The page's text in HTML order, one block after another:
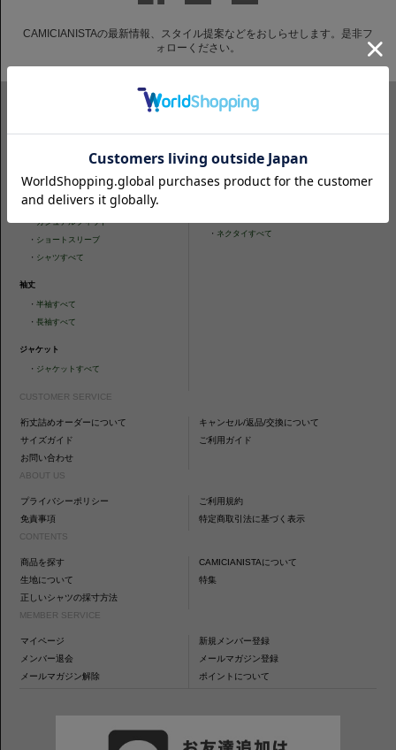
CAMICIANISTAの最新情報、スタイル提案などをおしらせします。是非フ
ォローください。
・タイトフィット
・レギュラーフィット
・カジュアルフィット
・ ショートスリーブ
・ シャツすべて
袖丈
・半袖すべて
・長袖すべて
ジャケット
・ ジャケットすべて
タイトフィット
・ニットシャツすべて
・ ネクタイすべて
CUSTOMER SERVICE
裄丈詰めオーダーについて
キャンセル/返品/交換について
サイズガイド
ご利用ガイド
お問い合わせ
ABOUT US
プライバシーポリシー
ご利用規約
免責事項
特定商取引法に基づく表示
CONTENTS
商品を探す
CAMICIANISTAについて
生地について
特集
正しいシャツの採寸方法
MEMBER SERVICE
マイページ
新規メンバー登録
メンバー退会
メールマガジン登録
メールマガジン解除
ポイントについて